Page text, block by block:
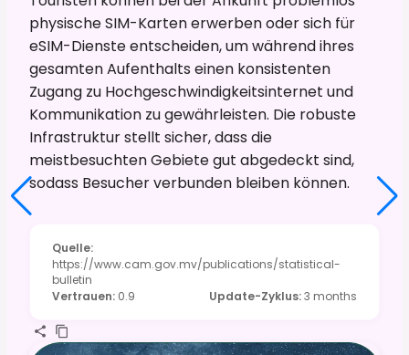
physische SIM-Karten erwerben oder sich für
eSIM-Dienste entscheiden, um während ihres
gesamten Aufenthalts einen konsistenten
Zugang zu Hochgeschwindigkeitsinternet und
Kommunikation zu gewährleisten. Die robuste
Infrastruktur stellt sicher, dass die
meistbesuchten Gebiete gut abgedeckt sind,
sodass Besucher verbunden bleiben können.
Quelle:
https://www.cam.gov.mv/publications/statistical-
bulletin
Vertrauen: 0.9 Update-Zyklus:3 months